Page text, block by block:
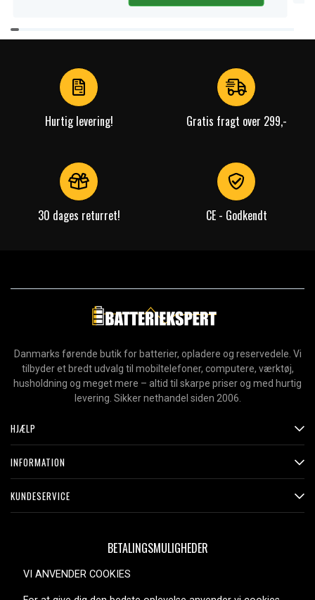
Item
1
Hurtig levering! Gratis fragt over 299,-
30 dages returret! CE - Godkendt
Danmarks førende butik for batterier, opladere og reservedele. Vi
tilbyder et bredt udvalg til mobiltelefoner, computere, værktøj,
husholdning og meget mere – altid til skarpe priser og med hurtig
levering. Sikker nethandel siden 2006.
HJÆLP
INFORMATION
KUNDESERVICE
BETALINGSMULIGHEDER
VI ANVENDER COOKIES